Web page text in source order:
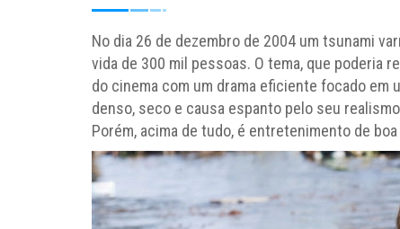
No dia 26 de dezembro de 2004 um tsunami
vida de 300 mil pessoas. O tema, que poderia
do cinema com um drama eficiente focado em
denso, seco e causa espanto pelo seu
Porém, acima de tudo, é entretenimento de